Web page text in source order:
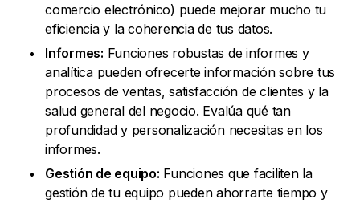
comercio electrónico) puede mejorar mucho tu
eficiencia y la coherencia de tus datos.
Informes: Funciones robustas de informes y
analítica pueden ofrecerte información sobre tus
procesos de ventas, satisfacción de clientes y la
salud general del negocio. Evalúa qué tan
profundidad y personalización necesitas en los
informes.
Gestión de equipo: Funciones que faciliten la
gestión de tu equipo pueden ahorrarte tiempo y